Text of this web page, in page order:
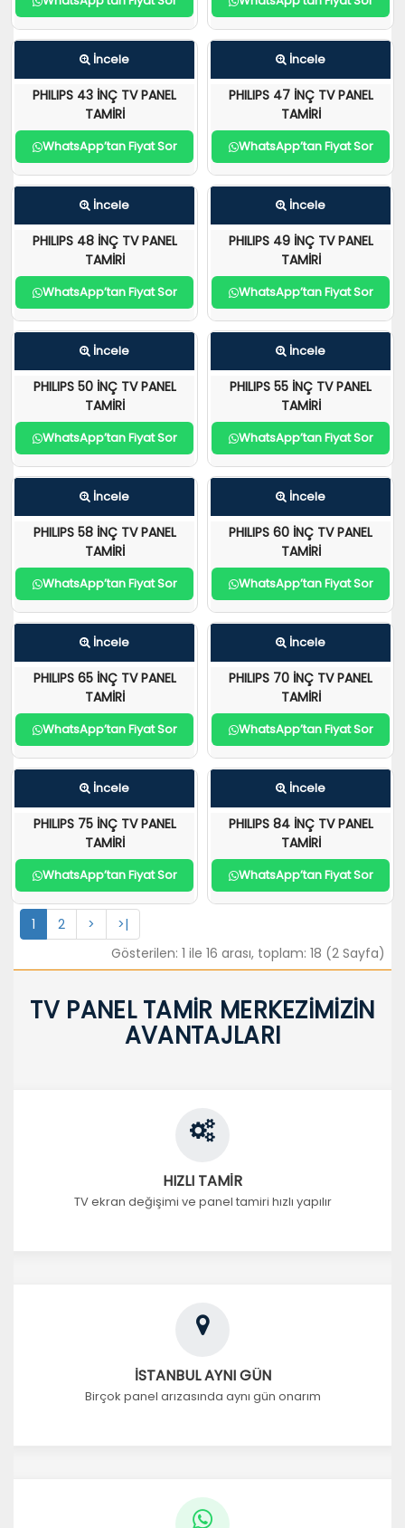
İncele
PHILIPS 43 İNÇ TV PANEL
TAMİRİ
WhatsApp’tan Fiyat Sor
İncele
PHILIPS 47 İNÇ TV PANEL
TAMİRİ
WhatsApp’tan Fiyat Sor
İncele
PHILIPS 48 İNÇ TV PANEL
TAMİRİ
WhatsApp’tan Fiyat Sor
İncele
PHILIPS 49 İNÇ TV PANEL
TAMİRİ
WhatsApp’tan Fiyat Sor
İncele
PHILIPS 50 İNÇ TV PANEL
TAMİRİ
WhatsApp’tan Fiyat Sor
İncele
PHILIPS 55 İNÇ TV PANEL
TAMİRİ
WhatsApp’tan Fiyat Sor
İncele
PHILIPS 58 İNÇ TV PANEL
TAMİRİ
WhatsApp’tan Fiyat Sor
İncele
PHILIPS 60 İNÇ TV PANEL
TAMİRİ
WhatsApp’tan Fiyat Sor
İncele
PHILIPS 65 İNÇ TV PANEL
TAMİRİ
WhatsApp’tan Fiyat Sor
İncele
PHILIPS 70 İNÇ TV PANEL
TAMİRİ
WhatsApp’tan Fiyat Sor
İncele
PHILIPS 75 İNÇ TV PANEL
TAMİRİ
WhatsApp’tan Fiyat Sor
İncele
PHILIPS 84 İNÇ TV PANEL
TAMİRİ
WhatsApp’tan Fiyat Sor
1 2 >
>|
Gösterilen: 1 ile 16 arası, toplam: 18 (2 Sayfa)
TV PANEL TAMİR MERKEZİMİZİN
AVANTAJLARI
HIZLI TAMİR
TV ekran değişimi ve panel tamiri hızlı yapılır
İSTANBUL AYNI GÜN
Birçok panel arızasında aynı gün onarım